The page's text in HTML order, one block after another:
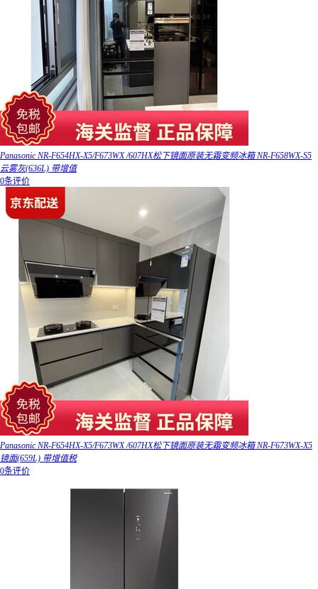
Panasonic NR-F654HX-X5/F673WX /607HX松下镜面原装无霜变频冰箱 NR-F658WX-S5
云雾灰(636L) 带增值
0条评价
Panasonic NR-F654HX-X5/F673WX /607HX松下镜面原装无霜变频冰箱 NR-F673WX-X5
镜面(659L) 带增值税
0条评价